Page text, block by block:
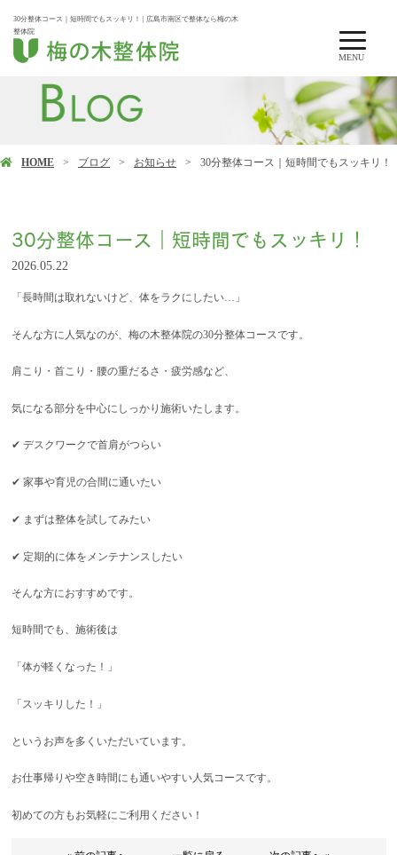
MENU
30分整体コース｜短時間でもスッキリ！ | 広島市南区で整体なら梅の木
整体院
HOME ブログ お知らせ 30分整体コース｜短時間でもスッキリ！
30分整体コース｜短時間でもスッキリ！
2026.05.22
「長時間は取れないけど、体をラクにしたい…」
そんな方に人気なのが、梅の木整体院の30分整体コースです。
肩こり・首こり・腰の重だるさ・疲労感など、
気になる部分を中心にしっかり施術いたします。
✔ デスクワークで首肩がつらい
✔ 家事や育児の合間に通いたい
✔ まずは整体を試してみたい
✔ 定期的に体をメンテナンスしたい
そんな方におすすめです。
短時間でも、施術後は
「体が軽くなった！」
「スッキリした！」
というお声を多くいただいています。
お仕事帰りや空き時間にも通いやすい人気コースです。
初めての方もお気軽にご利用ください！